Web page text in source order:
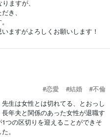
ますが、
き、
ますがよろしくお願いします！
#恋愛
#結婚
#不倫
生は女性とは切れてる、とおっし
年夫と関係のあった女性が退職す
つの区切りを迎えることができそ
。